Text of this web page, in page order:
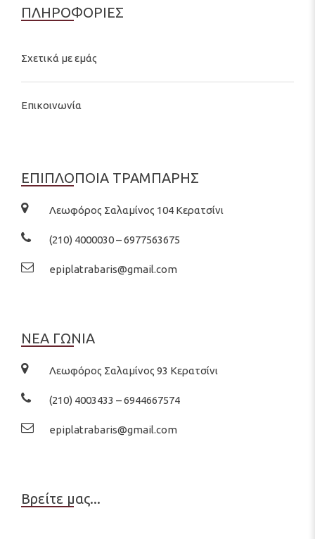
ΠΛΗΡΟΦΟΡΙΕΣ
Σχετικά με εμάς
Επικοινωνία
ΕΠΙΠΛΟΠΟΙΑ ΤΡΑΜΠΑΡΗΣ
Λεωφόρος Σαλαμίνος 104 Κερατσίνι
(210) 4000030 – 6977563675
epiplatrabaris@gmail.com
ΝΕΑ ΓΩΝΙΑ
Λεωφόρος Σαλαμίνος 93 Κερατσίνι
(210) 4003433 – 6944667574
epiplatrabaris@gmail.com
Βρείτε μας...